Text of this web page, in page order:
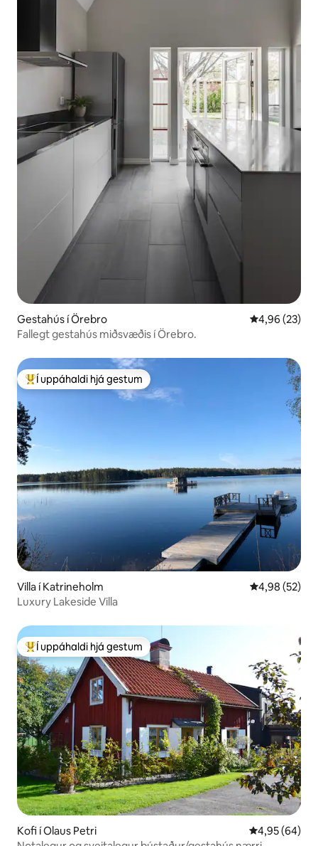
Gestahús í Örebro 4,96 af 5 í
4,96 (23)
Fallegt gestahús miðsvæðis í Örebro.
Í mestu uppáhaldi hjá gestum
Í uppáhaldi hjá gestum
Villa í Katrineholm 4,98 af 5 í
4,98 (52)
Luxury Lakeside Villa
Í mestu uppáhaldi hjá gestum
Í uppáhaldi hjá gestum
Kofi í Olaus Petri 4,95 af 5 í
4,95 (64)